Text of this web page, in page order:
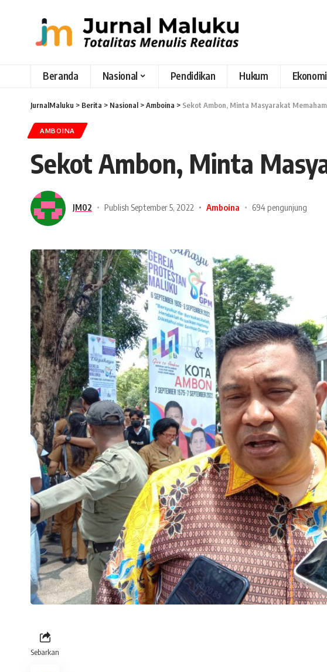
Beranda Nasional Pendidikan Hukum Ekonomi
JurnalMaluku > Berita > Nasional >Amboina > Sekot Ambon, Minta Masyarakat
AMBOINA
Sekot Ambon, Minta
JM02 Publish September 5, 2022 Amboina 694 pengunjung
Sebarkan